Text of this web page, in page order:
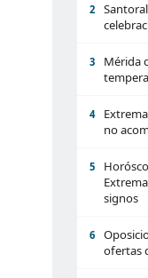
2
3
Mérida
4
no
5
signos
6
ofertas